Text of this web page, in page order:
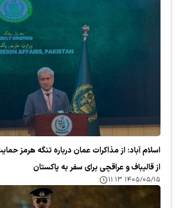
اسلام آباد: از مذاکرات عمان درباره تنگه هرمز
از قالیباف و عراقچی برای سفر به پاکستان
۱۴۰۵/۰۵/۱۵ ۱۱:۱۳